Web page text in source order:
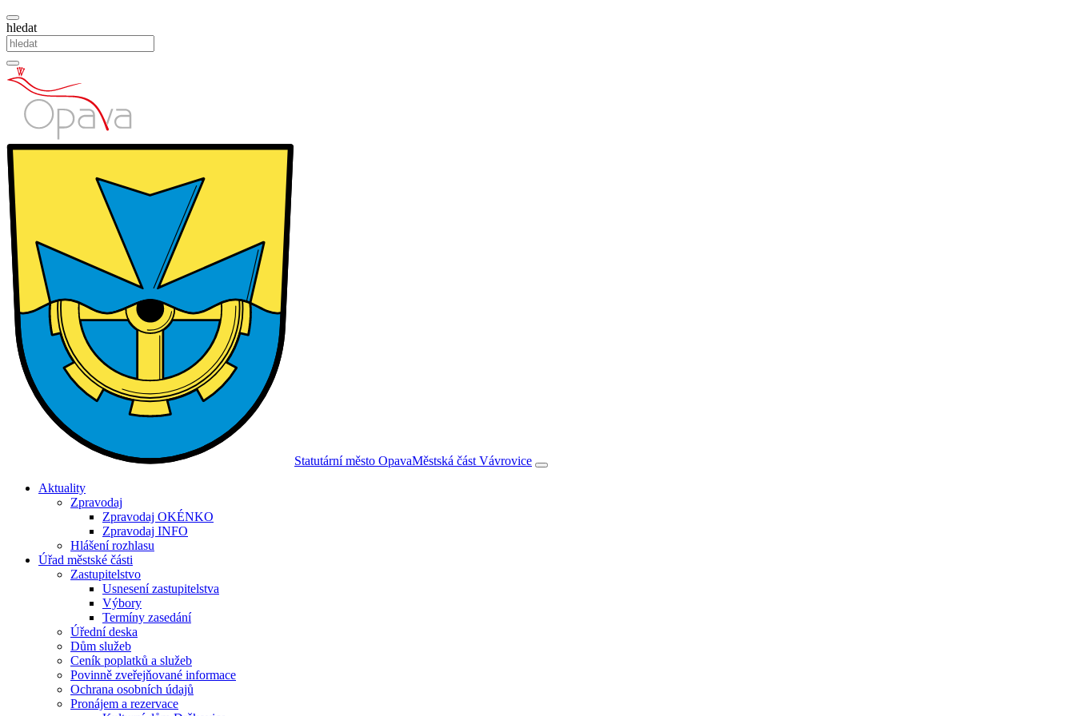
hledat
Statutární město OpavaMěstská část Vávrovice
Aktuality
Zpravodaj
Zpravodaj OKÉNKO
Zpravodaj INFO
Hlášení rozhlasu
Úřad městské části
Zastupitelstvo
Usnesení zastupitelstva
Výbory
Termíny zasedání
Úřední deska
Dům služeb
Ceník poplatků a služeb
Povinně zveřejňované informace
Ochrana osobních údajů
Pronájem a rezervace